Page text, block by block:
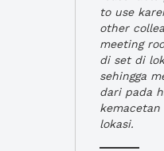
to use
other
meeting
di set di
sehingga
dari pada
lokasi.